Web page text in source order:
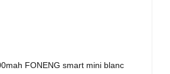
FONENG smart mini blanc